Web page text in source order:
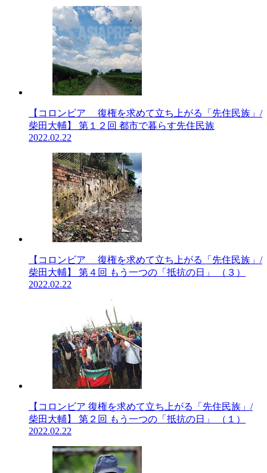
【コロンビア 復権を求めて立ち上がる「先住民族」/
柴田大輔】 第１２回 都市で暮らす先住民族
2022.02.22
【コロンビア 復権を求めて立ち上がる「先住民族」/
柴田大輔】 第４回 もう一つの「抵抗の日」 （３）
2022.02.22
【コロンビア 復権を求めて立ち上がる「先住民族」/
柴田大輔】 第２回 もう一つの「抵抗の日」 （１）
2022.02.22